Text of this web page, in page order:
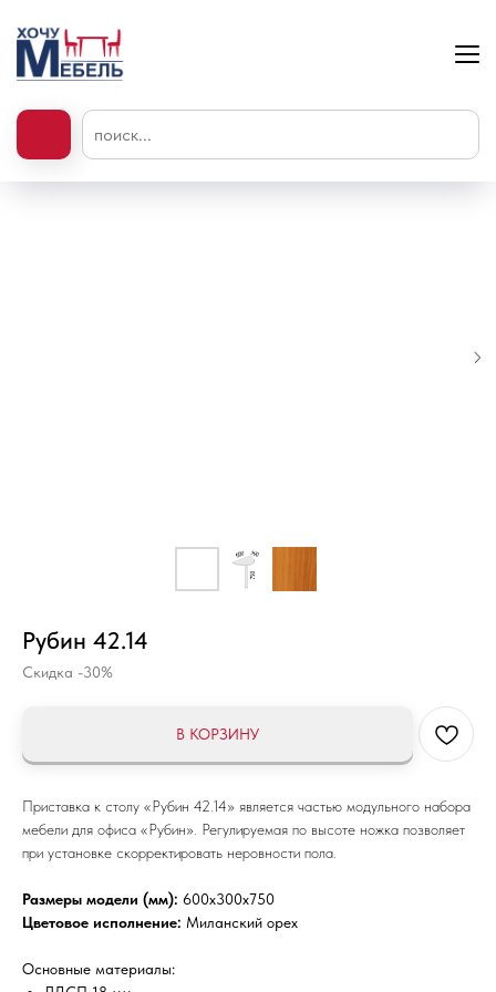
Рубин 42.14
Скидка -30%
В КОРЗИНУ
Приставка к столу «Рубин 42.14» является частью модульного набора
мебели для офиса «Рубин». Регулируемая по высоте ножка позволяет
при установке скорректировать неровности пола.
Размеры модели (мм): 600x300x750
Цветовое исполнение: Миланский орех
Основные материалы: